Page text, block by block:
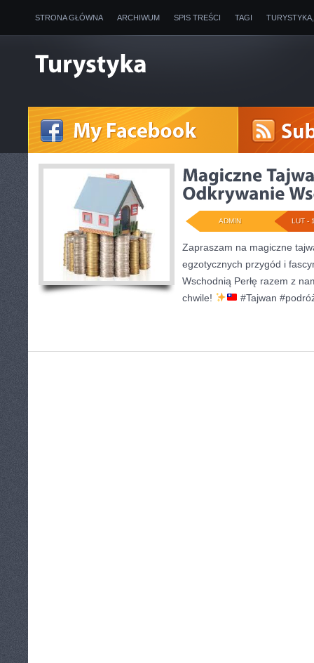
STRONA GŁÓWNA ARCHIWUM SPIS TREŚCI TAGI
LUT -
ADMIN
Zapraszam na magiczne
egzotycznych przygód i
Wschodnią Perłę razem z
chwile!
#Tajwan